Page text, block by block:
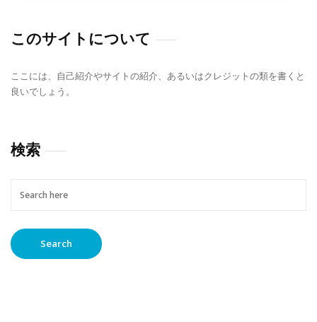
このサイトについて
ここには、自己紹介やサイトの紹介、あるいはクレジットの類を書くと
良いでしょう。
検索